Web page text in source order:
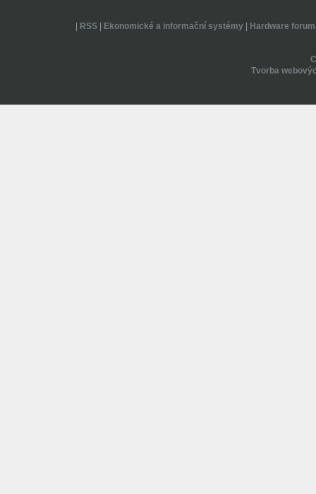
RSS| Ekonomické a informační systémy| Hardware forum
Tvorba